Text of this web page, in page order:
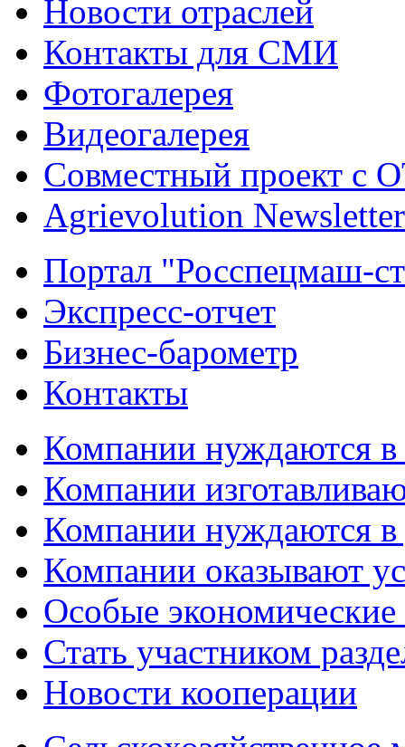
Новости отраслей
Контакты для СМИ
Фотогалерея
Видеогалерея
Совместный проект с
Agrievolution Newsletter
Портал "Росспецмаш-
Экспресс-отчет
Бизнес-барометр
Контакты
Компании нуждаются в
Компании
Компании нуждаются в
Компании оказывают
Особые
Стать участником
Новости кооперации